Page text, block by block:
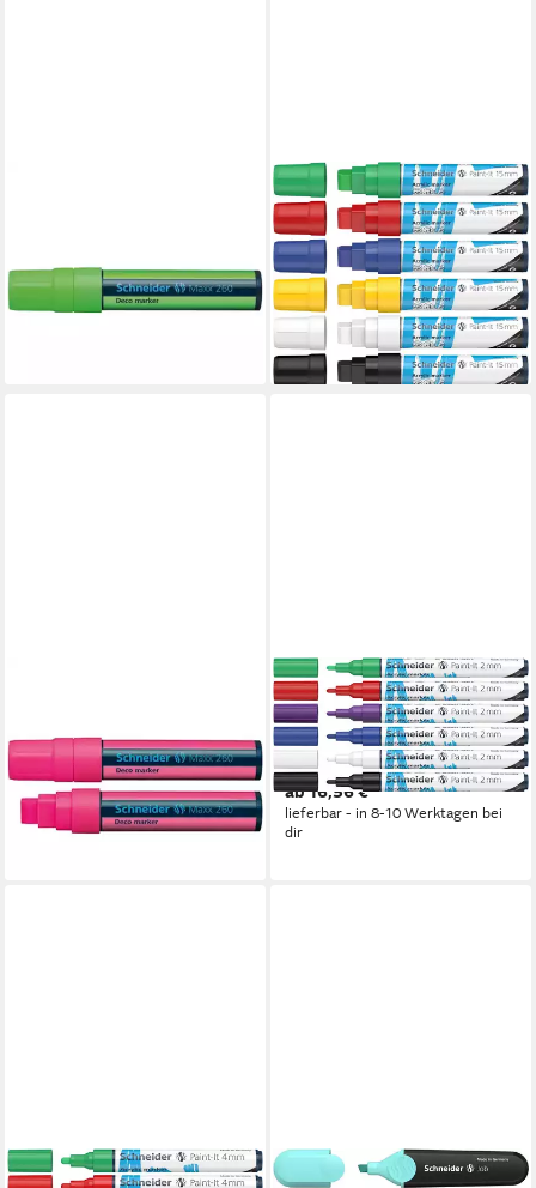
Kreide
ab 7,13 €
SCHNEIDER
Permanentmarker
Acrylmarker Paint-It 330
15mm VE=6 Farben
ab 31,46 €
lieferbar - in 8-10 Werktagen bei
dir
Schneider Neonrosa Flüssig-
Kreide
ab 6,54 €
lieferbar - in 8-10 Werktagen bei
SCHNEIDER
Permanentmarker
Acrylmarker Paint-It 310
2mm VE=6 Farben
ab 16,56 €
lieferbar - in 8-10 Werktagen bei
dir
SCHNEIDER SCHNEIDER